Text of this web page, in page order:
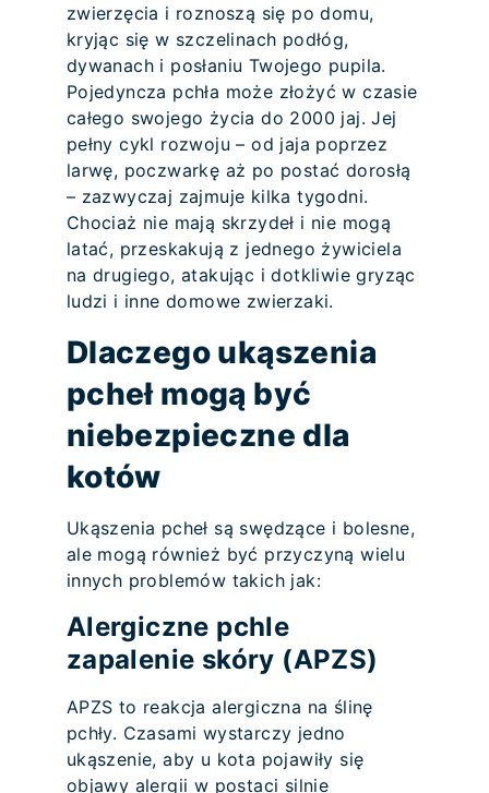
zwierzęcia i roznoszą się po domu,
kryjąc się w szczelinach podłóg,
dywanach i posłaniu Twojego pupila.
Pojedyncza pchła może złożyć w czasie
całego swojego życia do 2000 jaj. Jej
pełny cykl rozwoju – od jaja poprzez
larwę, poczwarkę aż po postać dorosłą
– zazwyczaj zajmuje kilka tygodni.
Chociaż nie mają skrzydeł i nie mogą
latać, przeskakują z jednego żywiciela
na drugiego, atakując i dotkliwie gryząc
ludzi i inne domowe zwierzaki.
Dlaczego ukąszenia
pcheł mogą być
niebezpieczne dla
kotów
Ukąszenia pcheł są swędzące i bolesne,
ale mogą również być przyczyną wielu
innych problemów takich jak:
Alergiczne pchle
zapalenie skóry (APZS)
APZS to reakcja alergiczna na ślinę
pchły. Czasami wystarczy jedno
ukąszenie, aby u kota pojawiły się
objawy alergii w postaci silnie